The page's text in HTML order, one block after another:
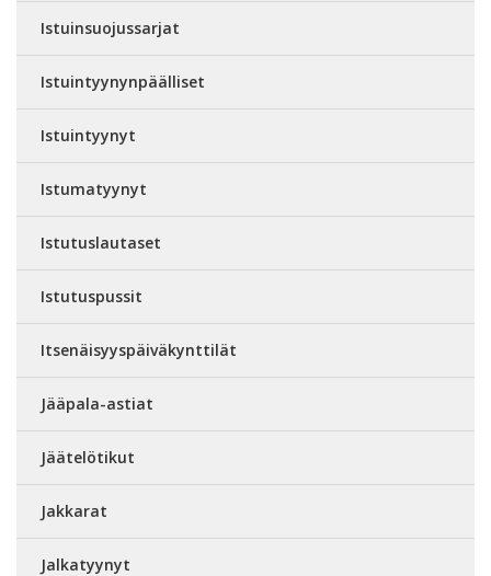
Istuinsuojussarjat
Istuintyynynpäälliset
Istuintyynyt
Istumatyynyt
Istutuslautaset
Istutuspussit
Itsenäisyyspäiväkynttilät
Jääpala-astiat
Jäätelötikut
Jakkarat
Jalkatyynyt